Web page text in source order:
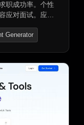
职成功率。个性
应对面试。应用
Generator